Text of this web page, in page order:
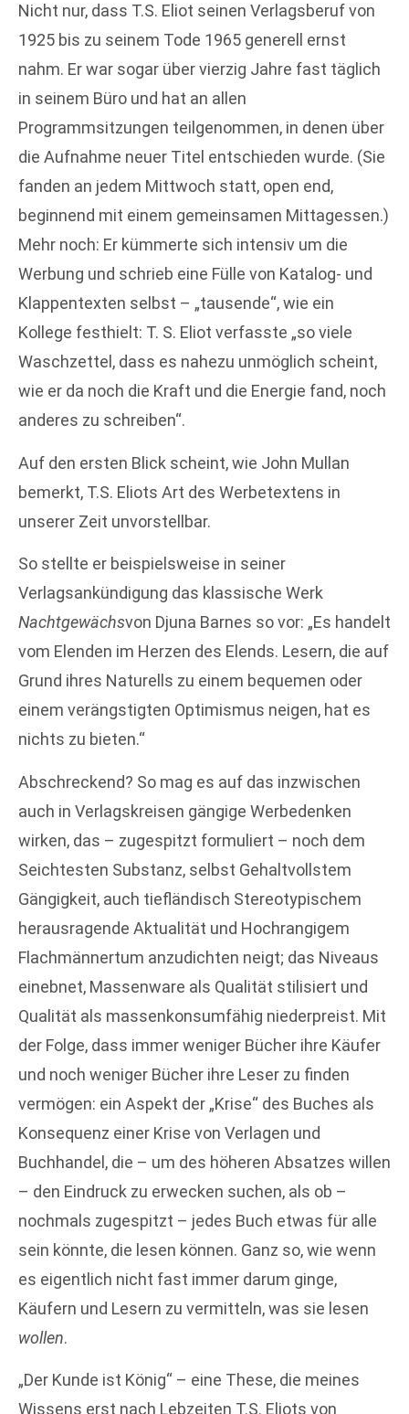
Nicht nur, dass T.S. Eliot seinen Verlagsberuf von
1925 bis zu seinem Tode 1965 generell ernst
nahm. Er war sogar über vierzig Jahre fast täglich
in seinem Büro und hat an allen
Programmsitzungen teilgenommen, in denen über
die Aufnahme neuer Titel entschieden wurde. (Sie
fanden an jedem Mittwoch statt, open end,
beginnend mit einem gemeinsamen Mittagessen.)
Mehr noch: Er kümmerte sich intensiv um die
Werbung und schrieb eine Fülle von Katalog- und
Klappentexten selbst – „tausende“, wie ein
Kollege festhielt: T. S. Eliot verfasste „so viele
Waschzettel, dass es nahezu unmöglich scheint,
wie er da noch die Kraft und die Energie fand, noch
anderes zu schreiben“.
Auf den ersten Blick scheint, wie John Mullan
bemerkt, T.S. Eliots Art des Werbetextens in
unserer Zeit unvorstellbar.
So stellte er beispielsweise in seiner
Verlagsankündigung das klassische Werk
Nachtgewächsvon Djuna Barnes so vor: „Es handelt
vom Elenden im Herzen des Elends. Lesern, die auf
Grund ihres Naturells zu einem bequemen oder
einem verängstigten Optimismus neigen, hat es
nichts zu bieten.“
Abschreckend? So mag es auf das inzwischen
auch in Verlagskreisen gängige Werbedenken
wirken, das – zugespitzt formuliert – noch dem
Seichtesten Substanz, selbst Gehaltvollstem
Gängigkeit, auch tiefländisch Stereotypischem
herausragende Aktualität und Hochrangigem
Flachmännertum anzudichten neigt; das Niveaus
einebnet, Massenware als Qualität stilisiert und
Qualität als massenkonsumfähig niederpreist. Mit
der Folge, dass immer weniger Bücher ihre Käufer
und noch weniger Bücher ihre Leser zu finden
vermögen: ein Aspekt der „Krise“ des Buches als
Konsequenz einer Krise von Verlagen und
Buchhandel, die – um des höheren Absatzes willen
– den Eindruck zu erwecken suchen, als ob –
nochmals zugespitzt – jedes Buch etwas für alle
sein könnte, die lesen können. Ganz so, wie wenn
es eigentlich nicht fast immer darum ginge,
Käufern und Lesern zu vermitteln, was sie lesen
wollen.
„Der Kunde ist König“ – eine These, die meines
Wissens erst nach Lebzeiten T.S. Eliots von